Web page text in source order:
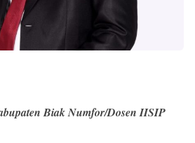
Biak Numfor/Dosen IISIP